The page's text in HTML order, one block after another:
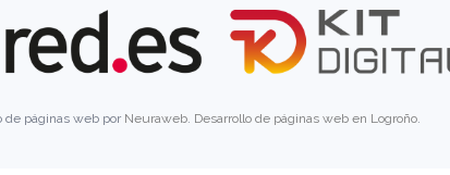
de páginas web por Neuraweb. Desarrollo de páginas web en Logroño.